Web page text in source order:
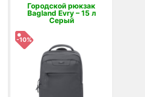
Городской рюкзак
Bagland Evry – 15 л
Серый
-10%